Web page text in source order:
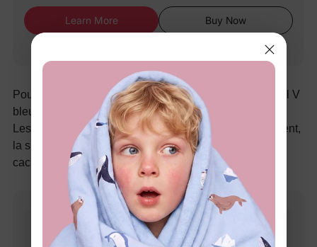
Learn More Buy Now
Pour le pivot après-midi-soirée, une robe à bretelles col V
bleu profond avec pressions cachées est le bon choix.
Les pressions cachées la rendent adaptée à l’allaitement,
la silhouette à bretelles reste fraîche, et le bleu profond
cache tout, de la sauce barbecue aux taches d’herbe.